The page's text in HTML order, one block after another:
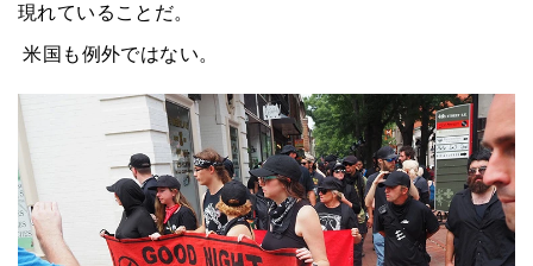
現れていることだ。
米国も例外ではない。